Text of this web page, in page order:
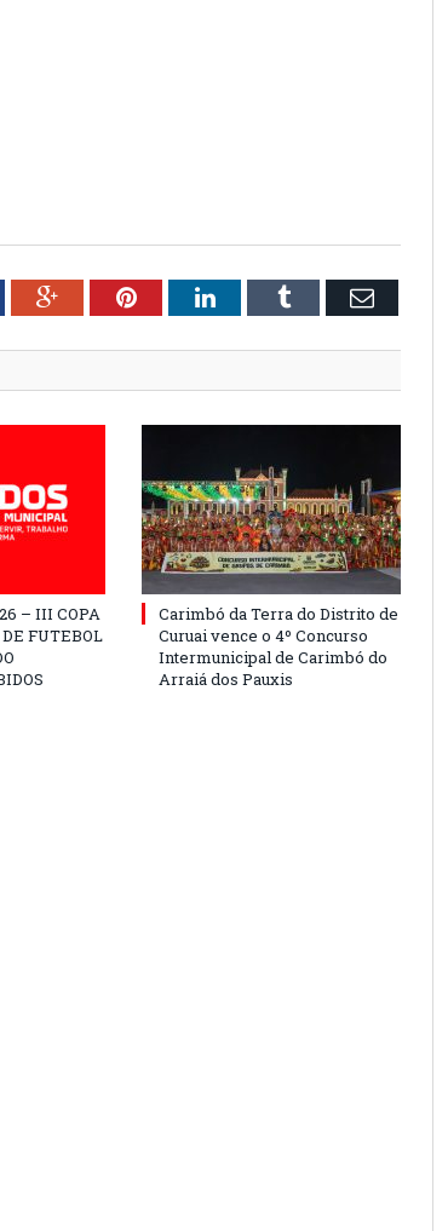
Google+PinterestLinkedInTumblr Email
– III COPA
FUTEBOL
Carimbó da Terra do Distrito de
Curuai vence o 4º Concurso
Intermunicipal de Carimbó do
Arraiá dos Pauxis